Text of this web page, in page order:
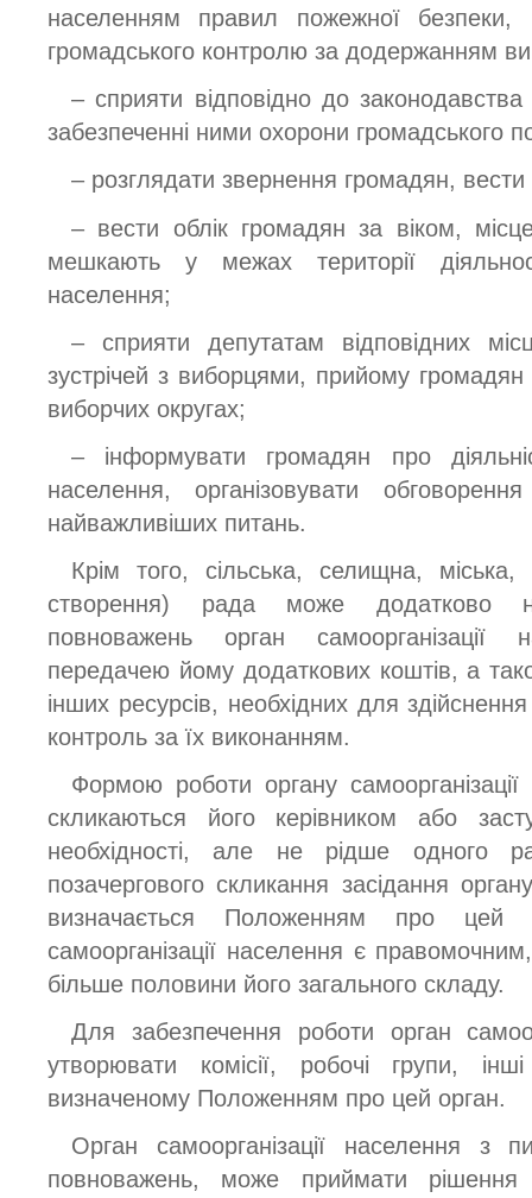
населенням правил пожежної безпеки,
громадського контролю за додержанням
– сприяти відповідно до
забезпеченні ними охорони громадського
– розглядати звернення громадян,
– вести облік громадян за віком,
мешкають у межах території
населення;
– сприяти депутатам відповідних
зустрічей з виборцями, прийому громадян
виборчих округах;
– інформувати громадян про
населення, організовувати
найважливіших питань.
Крім того, сільська, селищна,
створення) рада може додатково
повноважень орган
передачею йому додаткових коштів, а
інших ресурсів, необхідних для
контроль за їх виконанням.
Формою роботи органу
скликаються його керівником або
необхідності, але не рідше одного
позачергового скликання засідання
визначається Положенням про цей
самоорганізації населення є
більше половини його загального складу.
Для забезпечення роботи орган
утворювати комісії, робочі групи,
визначеному Положенням про цей орган.
Орган самоорганізації населення з
повноважень, може приймати рішення